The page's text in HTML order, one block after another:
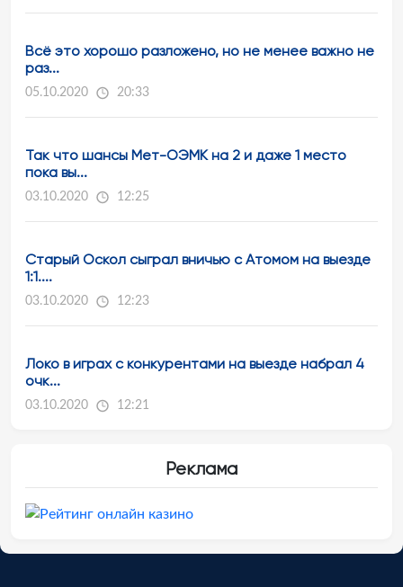
Всё это хорошо разложено, но не менее важно не
раз...
05.10.2020 20:33
Так что шансы Мет-ОЭМК на 2 и даже 1 место
пока вы...
03.10.2020 12:25
Старый Оскол сыграл вничью с Атомом на выезде
1:1....
03.10.2020 12:23
Локо в играх с конкурентами на выезде набрал 4
очк...
03.10.2020 12:21
Реклама